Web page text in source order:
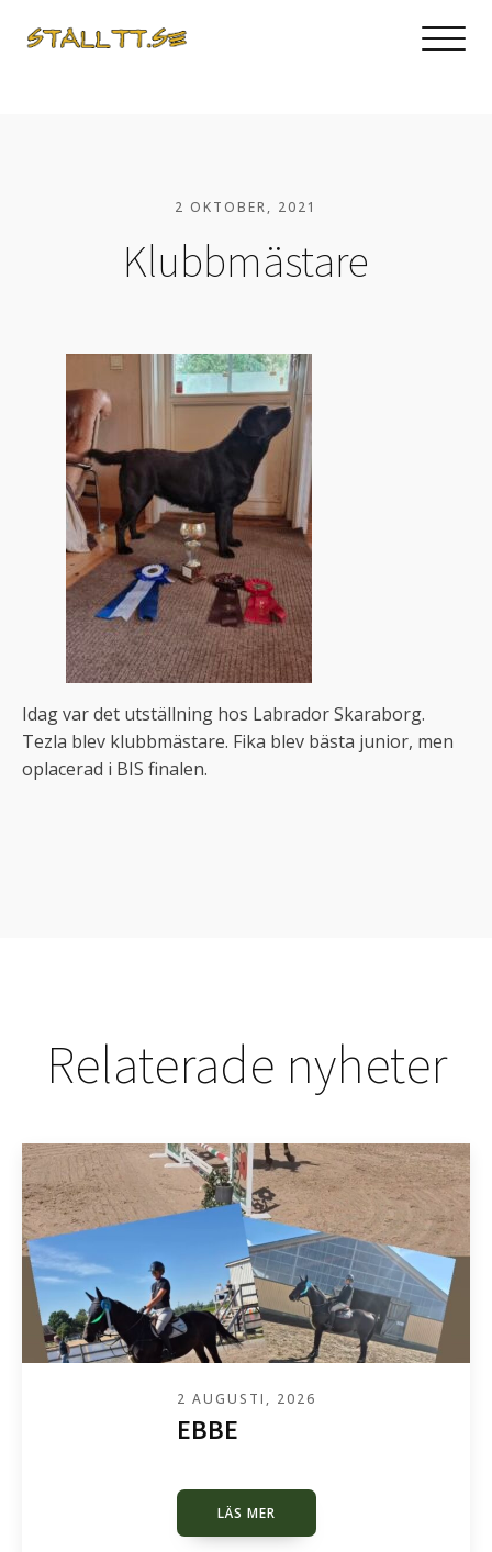
2 OKTOBER, 2021
Klubbmästare
Idag var det utställning hos Labrador Skaraborg.
Tezla blev klubbmästare. Fika blev bästa junior, men
oplacerad i BIS finalen.
Relaterade nyheter
2 AUGUSTI, 2026
EBBE
LÄS MER